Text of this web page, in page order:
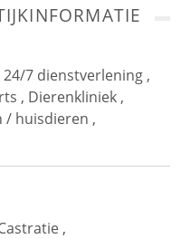
24/7 dienstverlening ,
, Dierenkliniek ,
/ huisdieren ,
,